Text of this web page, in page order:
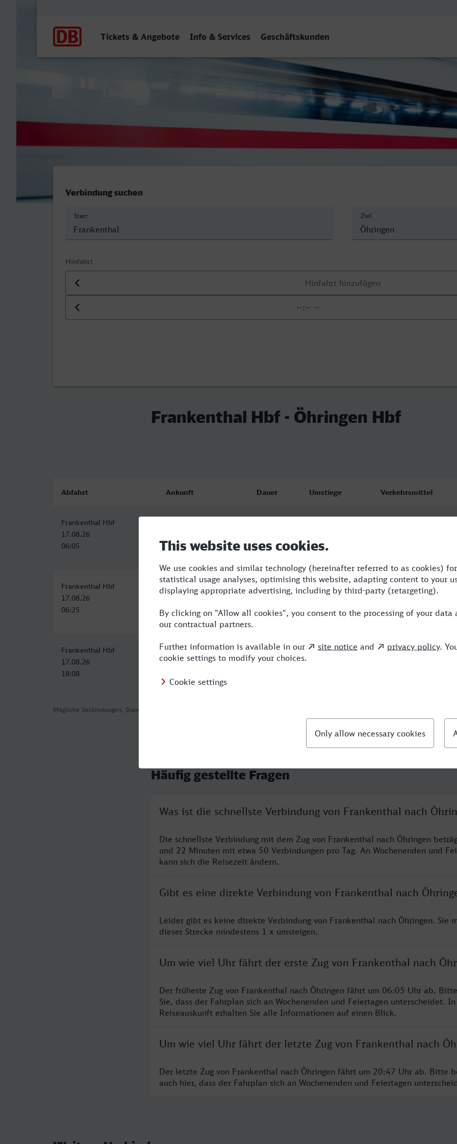
Tickets & Angebote Info & Services Geschäftskunden
Frankenthal Hbf - Öhringen Hbf
Verbindung suchen
Start Ziel
Hinfahrt
Datum der Hinfahrt
Uhrzeit der Hinfahrt
Frankenthal Hbf - Öhringen Hbf
Mögliche Verbindungen, Stand: 2026-08-03 02:10
Abfahrt Ankunft Dauer Umstiege Verkehrsmittel
Frankenthal Hbf
17.08.26
06:05
08:27
Frankenthal Hbf
17.08.26
06:25
Öhringen Hbf
17.08.26
09:25
3:00 RB,RE,ICE
Frankenthal Hbf
17.08.26
18:08
Öhringen Hbf
17.08.26
3:17 5 RB,RE,ICE
Häufig gestellte Fragen
Was ist die schnellste Verbindung von Frankenthal nach
Die schnellste Verbindung mit dem Zug von Frankenthal nach Öhringen
und 22 Minuten mit etwa 50 Verbindungen pro Tag. An Wochenenden und
kann sich die Reisezeit ändern.
Gibt es eine direkte Verbindung von Frankenthal nach
Leider gibt es keine direkte Verbindung von Frankenthal nach Öhringen. Sie
dieser Strecke mindestens 1 x umsteigen.
Um wie viel Uhr fährt der erste Zug von Frankenthal nach
Der früheste Zug von Frankenthal nach Öhringen fährt um 06:05 Uhr ab.
Sie, dass der Fahrplan sich an Wochenenden und Feiertagen unterscheidet.
Reiseauskunft erhalten Sie alle Informationen auf einen Blick.
Um wie viel Uhr fährt der letzte Zug von Frankenthal nach
Der letzte Zug von Frankenthal nach Öhringen fährt um 20:47 Uhr ab. Bitte
auch hier, dass der Fahrplan sich an Wochenenden und Feiertagen